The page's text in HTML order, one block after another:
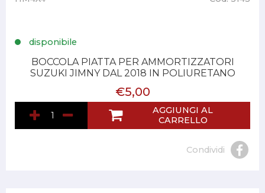
disponibile
BOCCOLA PIATTA PER AMMORTIZZATORI
SUZUKI JIMNY DAL 2018 IN POLIURETANO
€5,00
AGGIUNGI AL
CARRELLO
Condividi